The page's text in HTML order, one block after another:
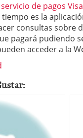
servicio de pagos
es la
consultas sobre
pagará pudiendo
acceder a la